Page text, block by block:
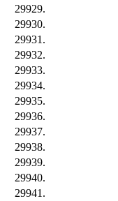
29929.
29930.
29931.
29932.
29933.
29934.
29935.
29936.
29937.
29938.
29939.
29940.
29941.